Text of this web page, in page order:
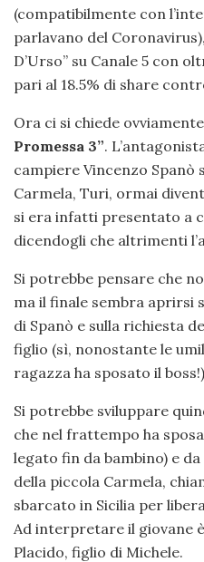
(compatibilmente con
parlavano del
D’Urso” su Canale 5 con
pari al 18.5% di share
Ora ci si chiede
Promessa 3”.
campiere Vincenzo Spanò
Carmela, Turi, ormai
si era infatti presentato a
dicendogli che altrimenti
Si potrebbe pensare che
ma il finale sembra aprirsi
di Spanò e sulla richiesta
figlio (sì, nonostante le
ragazza ha sposato il
Si potrebbe sviluppare
che nel frattempo ha
legato fin da bambino) e
della piccola Carmela,
sbarcato in Sicilia per
Ad interpretare il giovane
Placido, figlio di Michele.